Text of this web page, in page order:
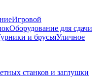
Игровой
Оборудование для сдачи
и брусьяУличное
станков и заглушки